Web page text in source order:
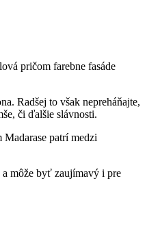
pričom farebne fasáde
Radšej to však nepreháňajte,
či ďalšie slávnosti.
patrí medzi
môže byť zaujímavý i pre